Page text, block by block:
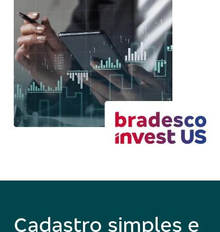
Cadastro simples e